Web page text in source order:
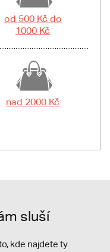
od 500 Kč do
1000 Kč
nad 2000 Kč
sluší
kde najdete ty